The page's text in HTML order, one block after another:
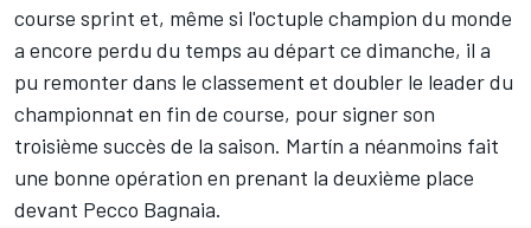
course sprint et, même si l'octuple champion du monde
a encore perdu du temps au départ ce dimanche, il a
pu remonter dans le classement et doubler le leader du
championnat en fin de course, pour signer son
troisième succès de la saison. Martín a néanmoins fait
une bonne opération en prenant la deuxième place
devant Pecco Bagnaia.